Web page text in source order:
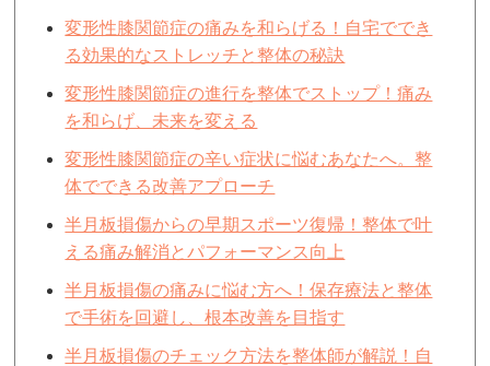
変形性膝関節症の痛みを和らげる！自宅ででき
る効果的なストレッチと整体の秘訣
変形性膝関節症の進行を整体でストップ！痛み
を和らげ、未来を変える
変形性膝関節症の辛い症状に悩むあなたへ。整
体でできる改善アプローチ
半月板損傷からの早期スポーツ復帰！整体で叶
える痛み解消とパフォーマンス向上
半月板損傷の痛みに悩む方へ！保存療法と整体
で手術を回避し、根本改善を目指す
半月板損傷のチェック方法を整体師が解説！自